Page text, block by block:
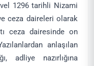
1296 tarihli Nizami
ceza daireleri olarak
ceza dairesinde on
anlaşılan
adliye nazırlığına